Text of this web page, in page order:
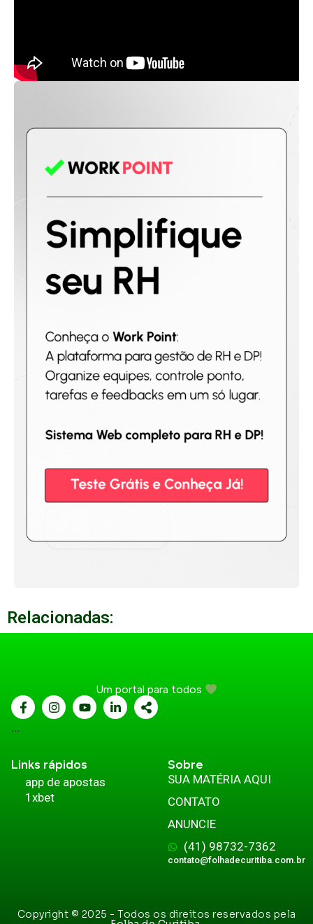
Relacionadas:
Um portal para todos
...
Links rápidos
app de apostas
1xbet
Sobre
SUA MATÉRIA AQUI
CONTATO
ANUNCIE
(41) 98732-7362
contato@folhadecuritiba.com.br
Copyright © 2025 - Todos os direitos reservados pela